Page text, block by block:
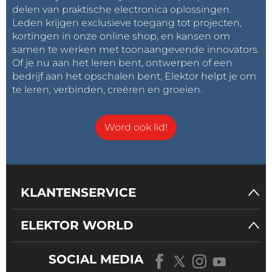
We zijn al begonnen met het plannen van een
speciale halfgeleidergids voor augustus. In deze
editie zal het volgende te zien zijn:
Nieuwe circuits van het Elektor Lab Team
Enerverende nieuwe circuits samengesteld
Aanbevolen nieuwe schakelingen van
toptechnici en -makers uit de hele wereld
van Elektor Mag
En nog veel meer!
Elektor Labs platform.
delen van praktische electronica oplossingen.
Leden krijgen exclusieve toegang tot projecten,
kortingen in onze online shop, en kansen om
samen te werken met toonaangevende innovators.
Of je nu aan het leren bent, ontwerpen of een
bedrijf aan het opschalen bent, Elektor helpt je om
te leren, verbinden, creëren en groeien.
Word ook lid!
KLANTENSERVICE
ELEKTOR WORLD
SOCIAL MEDIA